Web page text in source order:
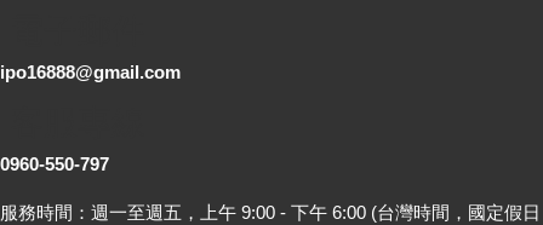
ipo16888@gmail.com
0960-550-797
服務時間：週一至週五，上午 9:00 - 下午 6:00 (台灣時間，國定假日